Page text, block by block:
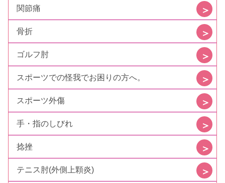
関節痛
骨折
ゴルフ肘
スポーツでの怪我でお困りの方へ。
スポーツ外傷
手・指のしびれ
捻挫
テニス肘(外側上顆炎)